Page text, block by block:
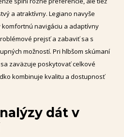
a atraktívny. Legiano navyše
navigáciu a adaptívny
prejsť a zabaviť sa s
možností. Pri hlbšom skúmaní
zaväzuje poskytovať celkové
kombinuje kvalitu a dostupnosť
dát v